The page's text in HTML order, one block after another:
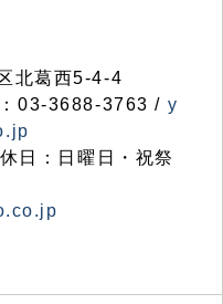
北葛西5-4-4
03-3688-3763 / y
日：日曜日・祝祭